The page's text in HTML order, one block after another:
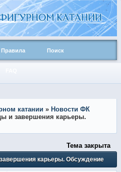
Правила Поиск
катании » Новости ФК
и завершения карьеры.
карьеры. Обсуждение
Тема закрыта